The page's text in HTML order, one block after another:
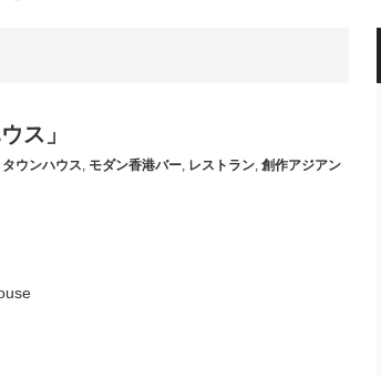
ス」
タウンハウス, モダン香港バー, レストラン, 創作アジアン